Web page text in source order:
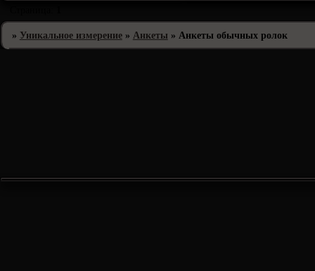
» Уникальное измерение » Анкеты » Анкеты обычных ролок